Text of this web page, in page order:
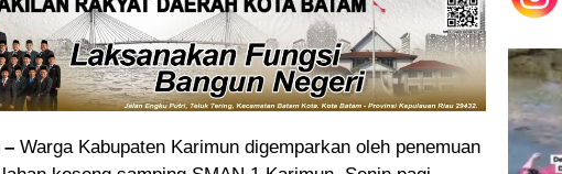
Warga Kabupaten Karimun digemparkan oleh penemuan